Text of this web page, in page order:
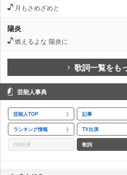
月もさめざめと
陽炎
燃えるよな 陽炎に
歌詞一覧をも
芸能人事典
芸能人TOP 記事
ランキング情報 TV出演
CM出演 歌詞